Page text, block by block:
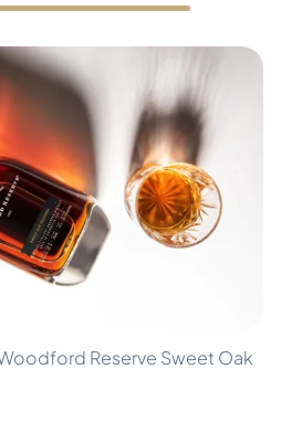
Reserve Sweet Oak